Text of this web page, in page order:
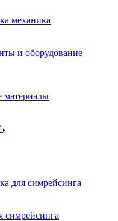
механика
и оборудование
материалы
для симрейсинга
симрейсинга